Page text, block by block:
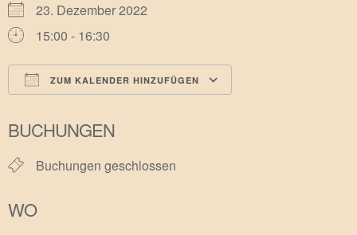
23. Dezember 2022
15:00 - 16:30
ZUM KALENDER HINZUFÜGEN
BUCHUNGEN
Buchungen geschlossen
WO